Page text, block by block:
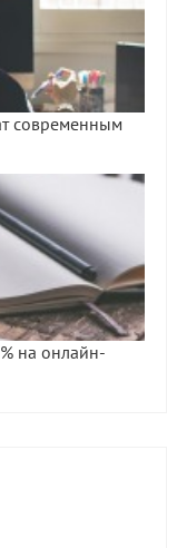
современным
на онлайн-